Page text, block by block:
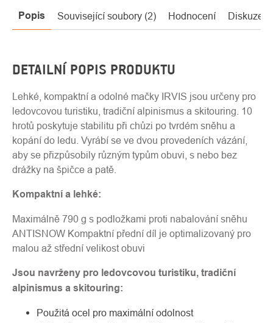
Popis Související soubory (2) Hodnocení Diskuze
DETAILNÍ POPIS PRODUKTU
Lehké, kompaktní a odolné mačky IRVIS jsou určeny pro
ledovcovou turistiku, tradiční alpinismus a skitouring. 10
hrotů poskytuje stabilitu při chůzi po tvrdém sněhu a
kopání do ledu. Vyrábí se ve dvou provedeních vázání,
aby se přizpůsobily různým typům obuvi, s nebo bez
drážky na špičce a patě.
Kompaktní a lehké:
Maximálně 790 g s podložkami proti nabalování sněhu
ANTISNOW Kompaktní přední díl je optimalizovaný pro
malou až střední velikost obuvi
Jsou navrženy pro ledovcovou turistiku, tradiční
alpinismus a skitouring:
Použitá ocel pro maximální odolnost